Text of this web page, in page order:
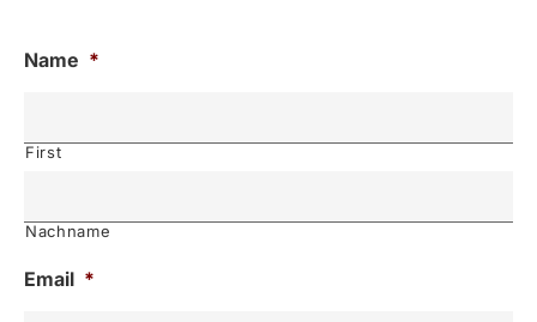
Name *
First
Nachname
Email *